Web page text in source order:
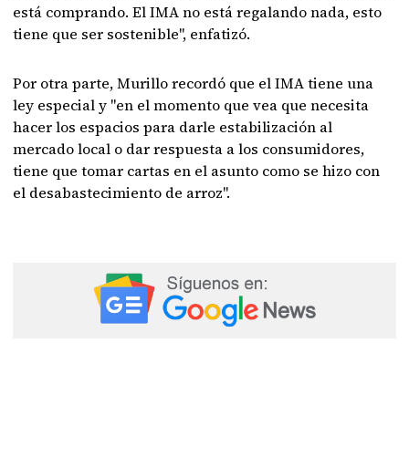
está comprando. El IMA no está regalando nada, esto
tiene que ser sostenible", enfatizó.
Por otra parte, Murillo recordó que el IMA tiene una
ley especial y "en el momento que vea que necesita
hacer los espacios para darle estabilización al
mercado local o dar respuesta a los consumidores,
tiene que tomar cartas en el asunto como se hizo con
el desabastecimiento de arroz".